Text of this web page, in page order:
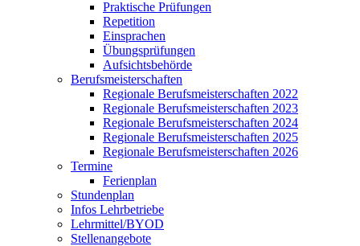
Praktische Prüfungen
Repetition
Einsprachen
Übungsprüfungen
Aufsichtsbehörde
Berufsmeisterschaften
Regionale Berufsmeisterschaften 2022
Regionale Berufsmeisterschaften 2023
Regionale Berufsmeisterschaften 2024
Regionale Berufsmeisterschaften 2025
Regionale Berufsmeisterschaften 2026
Termine
Ferienplan
Stundenplan
Infos Lehrbetriebe
Lehrmittel/BYOD
Stellenangebote